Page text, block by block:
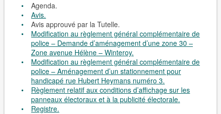
Agenda.
Avis.
Avis approuvé par la Tutelle.
Modification au règlement général complémentaire de
police – Demande d’aménagement d’une zone 30 –
Zone avenue Hélène – Winteroy.
Modification au règlement général complémentaire de
police – Aménagement d’un stationnement pour
handicapé rue Hubert Heymans numéro 3.
Règlement relatif aux conditions d’affichage sur les
panneaux électoraux et à la publicité électorale.
Registre.